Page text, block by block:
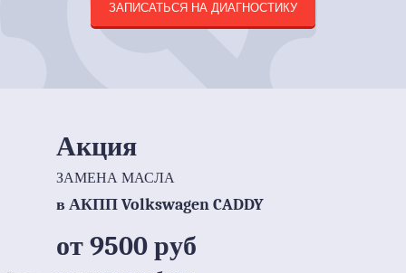
ЗАПИСАТЬСЯ НА ДИАГНОСТИКУ
Акция
ЗАМЕНА МАСЛА
в АКПП Volkswagen CADDY
от 9500 руб